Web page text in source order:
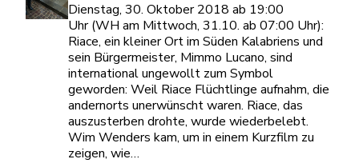
Dienstag, 30. Oktober 2018 ab 19:00
Uhr (WH am Mittwoch, 31.10. ab 07:00 Uhr):
Riace, ein kleiner Ort im Süden Kalabriens und
sein Bürgermeister, Mimmo Lucano, sind
international ungewollt zum Symbol
geworden: Weil Riace Flüchtlinge aufnahm, die
andernorts unerwünscht waren. Riace, das
auszusterben drohte, wurde wiederbelebt.
Wim Wenders kam, um in einem Kurzfilm zu
zeigen, wie…